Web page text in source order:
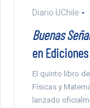
Diario UChile
Buenas
en
El quinto libro
Físicas y
lanzado